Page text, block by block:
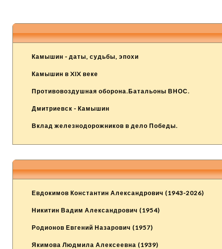
Камышин - даты, судьбы, эпохи
Камышин в XIX веке
Противовоздушная оборона.Батальоны ВНОС.
Дмитриевск - Камышин
Вклад железнодорожников в дело Победы.
Евдокимов Константин Александрович (1943-2026)
Никитин Вадим Александрович (1954)
Родионов Евгений Назарович (1957)
Якимова Людмила Алексеевна (1939)